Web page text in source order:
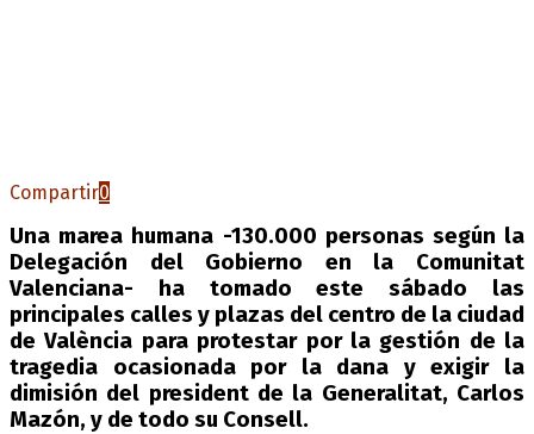
Compartir0
Una marea humana -130.000 personas según la
Delegación del Gobierno en la Comunitat
Valenciana- ha tomado este sábado las
principales calles y plazas del centro de la ciudad
de València para protestar por la gestión de la
tragedia ocasionada por la dana y exigir la
dimisión del president de la Generalitat, Carlos
Mazón, y de todo su Consell.